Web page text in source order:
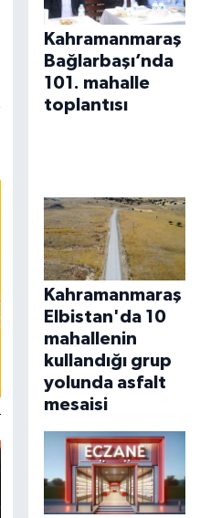
Kahramanmaraş
Bağlarbaşı’nda
101. mahalle
toplantısı
Kahramanmaraş
Elbistan'da 10
mahallenin
kullandığı grup
yolunda asfalt
mesaisi